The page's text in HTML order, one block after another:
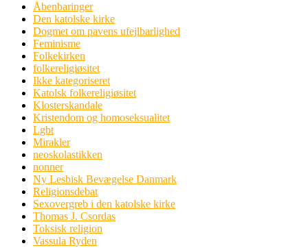
Åbenbaringer
Den katolske kirke
Dogmet om pavens ufejlbarlighed
Feminisme
Folkekirken
folkereligiøsitet
Ikke kategoriseret
Katolsk folkereligiøsitet
Klosterskandale
Kristendom og homoseksualitet
Lgbt
Mirakler
neoskolastikken
nonner
Ny Lesbisk Bevægelse Danmark
Religionsdebat
Sexovergreb i den katolske kirke
Thomas J. Csordas
Toksisk religion
Vassula Ryden